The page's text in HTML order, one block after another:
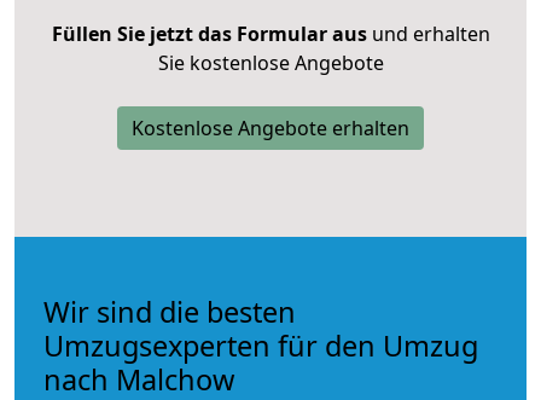
Füllen Sie jetzt das Formular ausund erhalten
Sie kostenlose Angebote
Kostenlose Angebote erhalten
Wir sind die besten
Umzugsexperten für den Umzug
nach Malchow